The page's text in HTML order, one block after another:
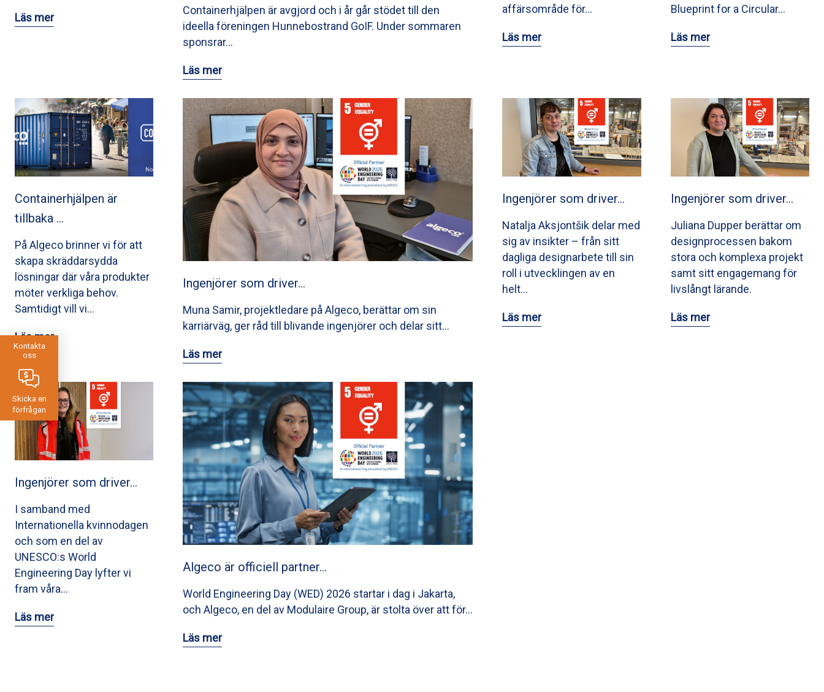
Kontakta
oss
Skicka en
förfrågan
Läs mer
Containerhjälpen är avgjord och i år går stödet till den
ideella föreningen Hunnebostrand GoIF. Under sommaren
sponsrar…
Läs mer
affärsområde för…
Läs mer
Blueprint for a Circular…
Läs mer
Containerhjälpen är
tillbaka …
På Algeco brinner vi för att
skapa skräddarsydda
lösningar där våra produkter
möter verkliga behov.
Samtidigt vill vi…
Läs mer
Ingenjörer som driver…
Muna Samir, projektledare på Algeco, berättar om sin
karriärväg, ger råd till blivande ingenjörer och delar sitt…
Läs mer
Ingenjörer som driver…
Natalja Aksjontšik delar med
sig av insikter – från sitt
dagliga designarbete till sin
roll i utvecklingen av en
helt…
Läs mer
Ingenjörer som driver…
Juliana Dupper berättar om
designprocessen bakom
stora och komplexa projekt
samt sitt engagemang för
livslångt lärande.
Läs mer
Ingenjörer som driver…
I samband med
Internationella kvinnodagen
och som en del av
UNESCO:s World
Engineering Day lyfter vi
fram våra…
Läs mer
Algeco är officiell partner…
World Engineering Day (WED) 2026 startar i dag i Jakarta,
och Algeco, en del av Modulaire Group, är stolta över att för…
Läs mer